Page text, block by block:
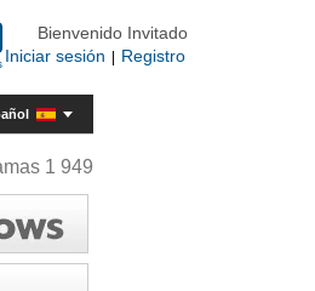
Bienvenido Invitado
Iniciar sesión
Registro
1 949